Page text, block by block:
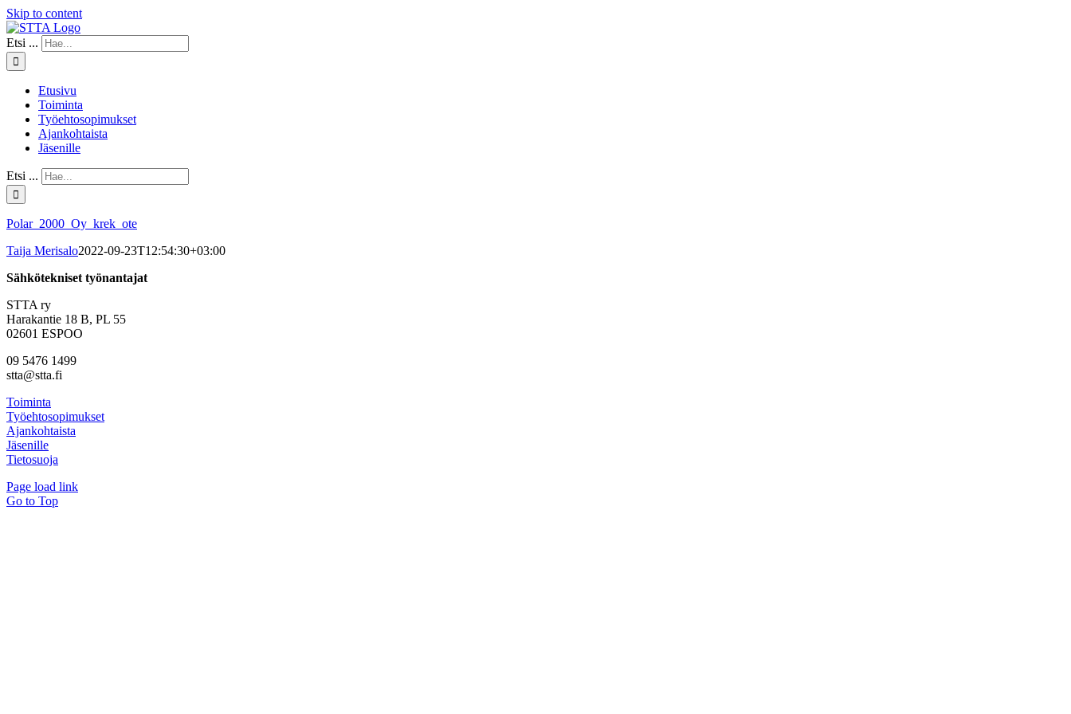
Skip to content
Etsi ...
Etusivu
Toiminta
Työehtosopimukset
Ajankohtaista
Jäsenille
Etsi ...
Polar_2000_Oy_krek_ote
Taija Merisalo2022-09-23T12:54:30+03:00
Sähkötekniset työnantajat
STTA ry
Harakantie 18 B, PL 55
02601 ESPOO
09 5476 1499
stta@stta.fi
Toiminta
Työehtosopimukset
Ajankohtaista
Jäsenille
Tietosuoja
Page load link
Go to Top